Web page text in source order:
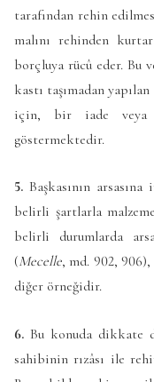
tarafından rehin
malını rehinden
borçluya rücû eder. Bu
kastı taşımadan
için, bir iade veya
göstermektedir.
5. Başkasının
belirli şartlarla
belirli durumlarda
(Mecelle, md. 902,
diğer örneğidir.
6. Bu konuda dikkate
sahibinin rızâsı ile